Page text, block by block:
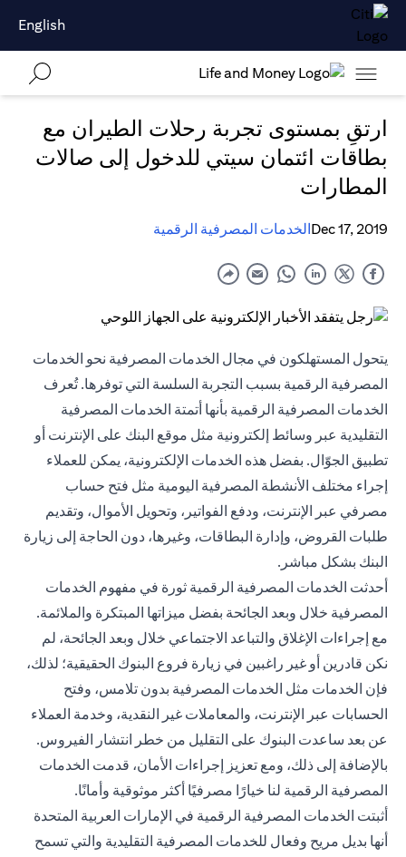
English
ارتقِ بمستوى تجربة رحلات الطيران مع
بطاقات ائتمان سيتي للدخول إلى صالات
المطارات
Dec 17, 2019الخدمات المصرفية الرقمية
يتحول المستهلكون في مجال الخدمات المصرفية نحو الخدمات
المصرفية الرقمية بسبب التجربة السلسة التي توفرها. تُعرف
الخدمات المصرفية الرقمية بأنها أتمتة الخدمات المصرفية
التقليدية عبر وسائط إلكترونية مثل موقع البنك على الإنترنت أو
تطبيق الجوّال. بفضل هذه الخدمات الإلكترونية، يمكن للعملاء
إجراء مختلف الأنشطة المصرفية اليومية مثل فتح حساب
مصرفي عبر الإنترنت، ودفع الفواتير، وتحويل الأموال، وتقديم
طلبات القروض، وإدارة البطاقات، وغيرها، دون الحاجة إلى زيارة
البنك بشكل مباشر.
أحدثت الخدمات المصرفية الرقمية ثورة في مفهوم الخدمات
المصرفية خلال وبعد الجائحة بفضل ميزاتها المبتكرة والملائمة.
مع إجراءات الإغلاق والتباعد الاجتماعي خلال وبعد الجائحة، لم
نكن قادرين أو غير راغبين في زيارة فروع البنوك الحقيقية؛ لذلك،
فإن الخدمات مثل الخدمات المصرفية بدون تلامس، وفتح
الحسابات عبر الإنترنت، والمعاملات غير النقدية، وخدمة العملاء
عن بعد ساعدت البنوك على التقليل من خطر انتشار الفيروس.
بالإضافة إلى ذلك، ومع تعزيز إجراءات الأمان، قدمت الخدمات
المصرفية الرقمية لنا خيارًا مصرفيًا أكثر موثوقية وأمانًا.
أثبتت الخدمات المصرفية الرقمية في الإمارات العربية المتحدة
أنها بديل مريح وفعال للخدمات المصرفية التقليدية والتي تسمح